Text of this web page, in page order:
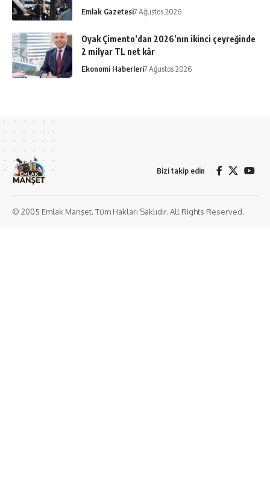
Emlak Gazetesi7 Ağustos 2026
Oyak Çimento’dan 2026’nın ikinci çeyreğinde
2 milyar TL net kâr
Ekonomi Haberleri7 Ağustos 2026
Bizi takip edin
© 2005 Emlak Manşet. Tüm Hakları Saklıdır. All Rights Reserved.